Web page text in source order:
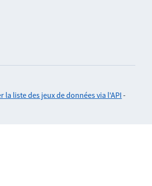
la liste des jeux de données via l'API -